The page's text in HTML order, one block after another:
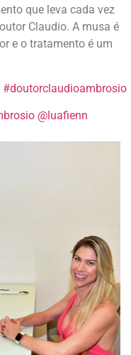
que leva cada vez
Claudio. A musa é
e o tratamento é um
#doutorclaudioambrosio
@luafienn